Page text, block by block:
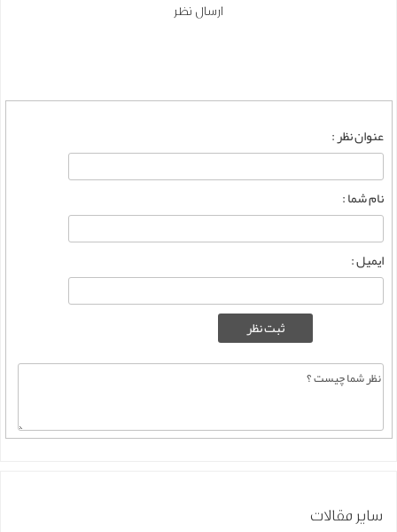
ارسال نظر
عنوان نظر :
نام شما :
ایمیل :
سایر مقالات